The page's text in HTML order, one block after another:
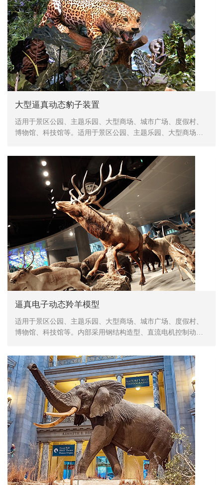
大型逼真动态豹子装置
适用于景区公园、主题乐园、大型商场、城市广场、度假村、
博物馆、科技馆等。适用于景区公园、主题乐园、大型商场、
型、直流电机控制动作、表皮采用高密度海绵，手工造型、刻
模、外植胶皮、喷涂色彩，产品形象生动、逼真，动作灵活、
自然，防水，防火，防冻，抗高温
逼真电子动态羚羊模型
适用于景区公园、主题乐园、大型商场、城市广场、度假村、
博物馆、科技馆等。内部采用钢结构造型、直流电机控制动
色彩，产品形象生动、逼真，动作灵活、自然，防水，防火，
防冻，抗高温